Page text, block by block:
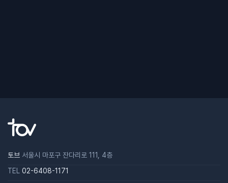
토브 서울시 마포구 잔다리로 111, 4층
TEL 02-6408-1171